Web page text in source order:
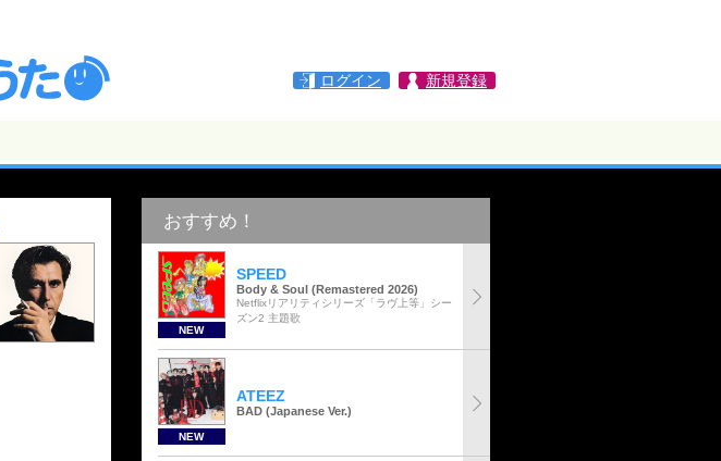
ログイン 新規登録
おすすめ！
NEW
SPEED
Body & Soul (Remastered 2026)
Netflixリアリティシリーズ「ラヴ上等」シー
ズン2 主題歌
NEW
ATEEZ
BAD (Japanese Ver.)